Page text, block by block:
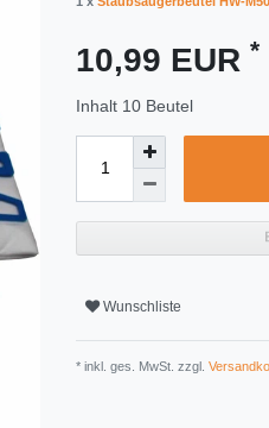
10,99 EUR *
Inhalt 10 Beutel
Wunschliste
* inkl. ges. MwSt. zzgl.